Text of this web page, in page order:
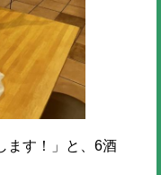
ます！」と、6酒